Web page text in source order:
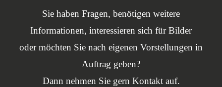
Sie haben Fragen, benötigen weitere
Informationen, interessieren sich für Bilder
oder möchten Sie nach eigenen Vorstellungen in
Auftrag geben?
Dann nehmen Sie gern Kontakt auf.